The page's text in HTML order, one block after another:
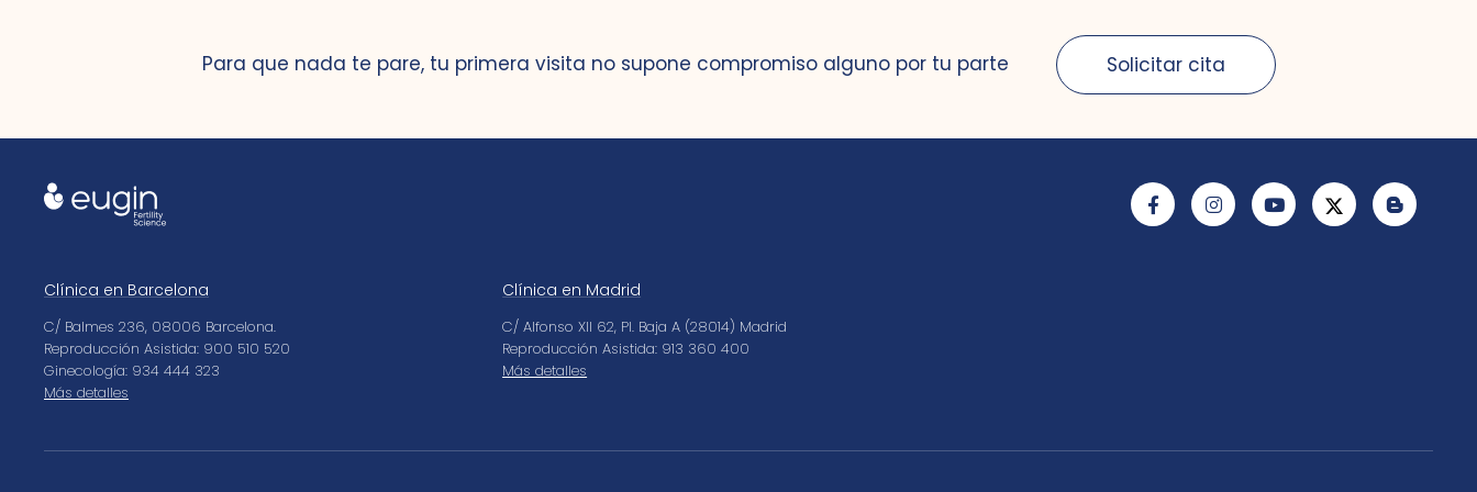
Para que nada te pare, tu primera visita no supone compromiso alguno por tu parte Solicitar cita
Clínica en Barcelona
C/ Balmes 236, 08006 Barcelona.
Reproducción Asistida: 900 510 520
Ginecología: 934 444 323
Más detalles
Clínica en Madrid
C/ Alfonso XII 62, Pl. Baja A (28014) Madrid
Reproducción Asistida: 913 360 400
Más detalles